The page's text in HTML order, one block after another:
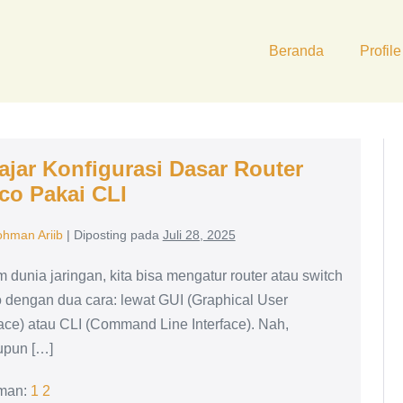
Beranda Profile
Konfigurasi Dasar Router
Pakai CLI
Ariib| Diposting pada Juli 28, 2025
dunia jaringan, kita bisa mengatur router atau switch
dengan dua cara: lewat GUI (Graphical User
atau CLI (Command Line Interface). Nah,
[…]
1 2